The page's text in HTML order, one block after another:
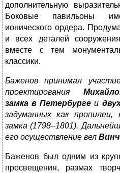
дополнительную
Боковые павильоны
ионического ордера.
и всех деталей
вместе с тем
классики.
Баженов принимал
проектирования
замка в Петербурге и
задуманных как
замка (1798–1801).
его осуществление вел
Баженов был одним из
просвещения, размах